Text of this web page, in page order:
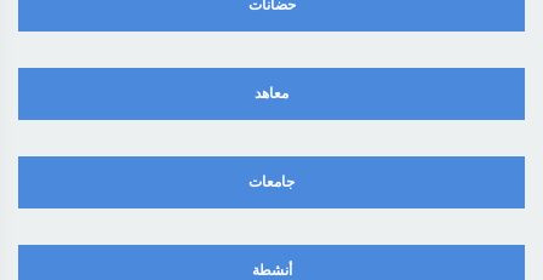
حضانات
معاهد
جامعات
أنشطة